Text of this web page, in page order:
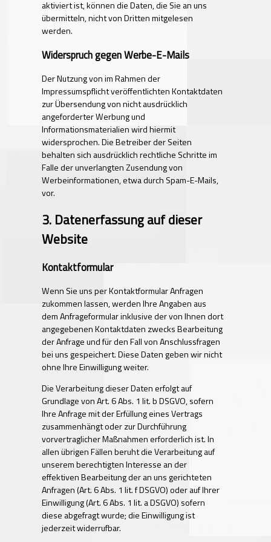
aktiviert ist, können die Daten, die Sie an uns
übermitteln, nicht von Dritten mitgelesen
werden.
Widerspruch gegen Werbe-E-Mails
Der Nutzung von im Rahmen der
Impressumspflicht veröffentlichten Kontaktdaten
zur Übersendung von nicht ausdrücklich
angeforderter Werbung und
Informationsmaterialien wird hiermit
widersprochen. Die Betreiber der Seiten
behalten sich ausdrücklich rechtliche Schritte im
Falle der unverlangten Zusendung von
Werbeinformationen, etwa durch Spam-E-Mails,
vor.
3. Datenerfassung auf dieser
Website
Kontaktformular
Wenn Sie uns per Kontaktformular Anfragen
zukommen lassen, werden Ihre Angaben aus
dem Anfrageformular inklusive der von Ihnen dort
angegebenen Kontaktdaten zwecks Bearbeitung
der Anfrage und für den Fall von Anschlussfragen
bei uns gespeichert. Diese Daten geben wir nicht
ohne Ihre Einwilligung weiter.
Die Verarbeitung dieser Daten erfolgt auf
Grundlage von Art. 6 Abs. 1 lit. b DSGVO, sofern
Ihre Anfrage mit der Erfüllung eines Vertrags
zusammenhängt oder zur Durchführung
vorvertraglicher Maßnahmen erforderlich ist. In
allen übrigen Fällen beruht die Verarbeitung auf
unserem berechtigten Interesse an der
effektiven Bearbeitung der an uns gerichteten
Anfragen (Art. 6 Abs. 1 lit. f DSGVO) oder auf Ihrer
Einwilligung (Art. 6 Abs. 1 lit. a DSGVO) sofern
diese abgefragt wurde; die Einwilligung ist
jederzeit widerrufbar.